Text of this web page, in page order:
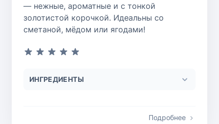
— нежные, ароматные и с тонкой
золотистой корочкой. Идеальны со
сметаной, мёдом или ягодами!
ИНГРЕДИЕНТЫ
Подробнее